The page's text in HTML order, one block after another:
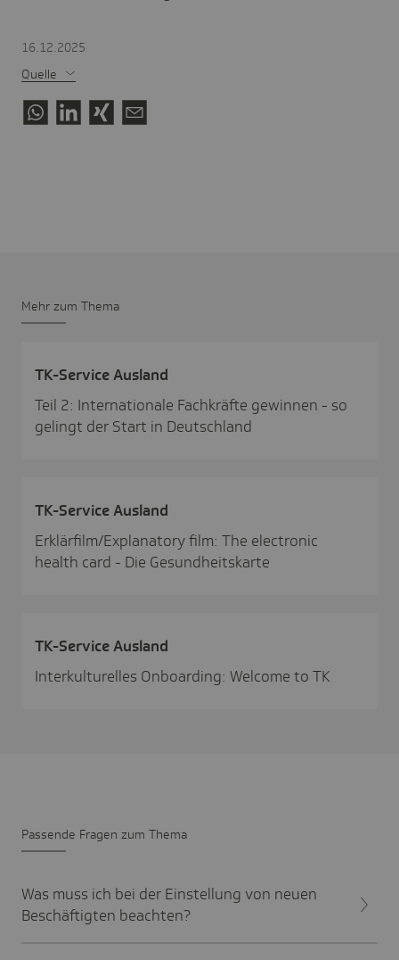
16.12.2025
Quelle
Mehr zum Thema
TK-Service Ausland
Teil 2: Internationale Fachkräfte gewinnen - so
gelingt der Start in Deutschland
TK-Service Ausland
Erklärfilm/Explanatory film: The electronic
health card - Die Gesundheitskarte
TK-Service Ausland
Interkulturelles Onboarding: Welcome to TK
Passende Fragen zum Thema
Was muss ich bei der Einstellung von neuen
Beschäftigten beachten?